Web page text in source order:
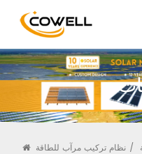
/ نظام تركيب مرآب للطاقة